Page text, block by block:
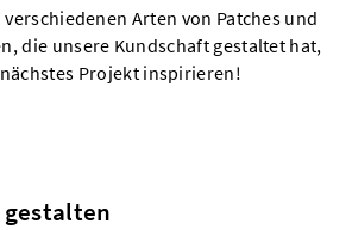
verschiedenen Arten von Patches und
die unsere Kundschaft gestaltet hat,
Projekt inspirieren!
gestalten